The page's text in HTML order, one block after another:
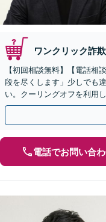
ワンクリック詐欺
【初回相談無料】【電話相
段を尽くします」少しでも
い。クーリングオフを利用
実績があります【完全個室
電話でお問い合